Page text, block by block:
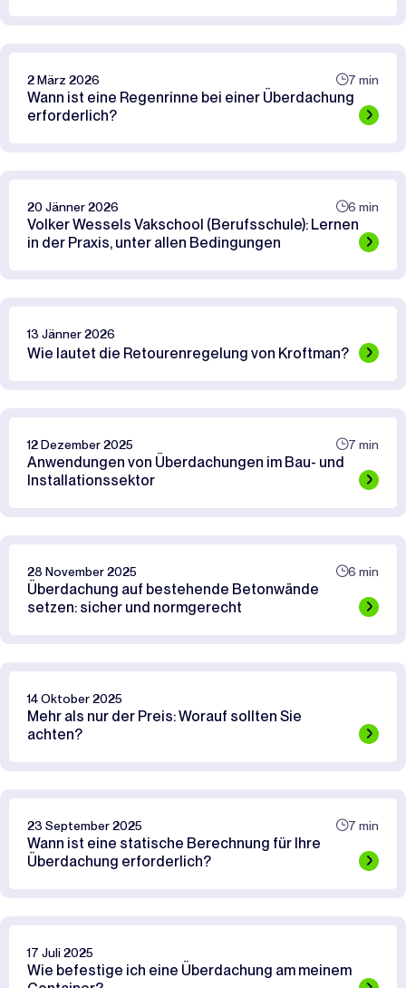
2 März 2026 7 min
Wann ist eine Regenrinne bei einer Überdachung
erforderlich?
20 Jänner 2026 6 min
Volker Wessels Vakschool (Berufsschule): Lernen
in der Praxis, unter allen Bedingungen
13 Jänner 2026
Wie lautet die Retourenregelung von Kroftman?
12 Dezember 2025 7 min
Anwendungen von Überdachungen im Bau- und
Installationssektor
28 November 2025 6 min
Überdachung auf bestehende Betonwände
setzen: sicher und normgerecht
14 Oktober 2025
Mehr als nur der Preis: Worauf sollten Sie
achten?
23 September 2025 7 min
Wann ist eine statische Berechnung für Ihre
Überdachung erforderlich?
17 Juli 2025
Wie befestige ich eine Überdachung am meinem